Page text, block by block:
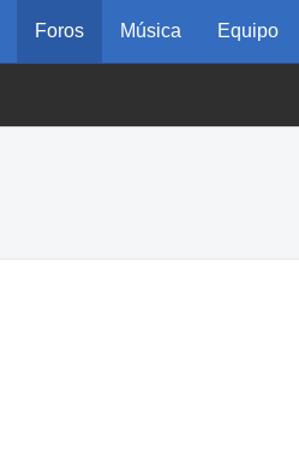
Foros Música Equipo